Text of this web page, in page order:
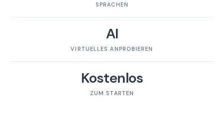
SPRACHEN
AI
VIRTUELLES ANPROBIEREN
Kostenlos
ZUM STARTEN